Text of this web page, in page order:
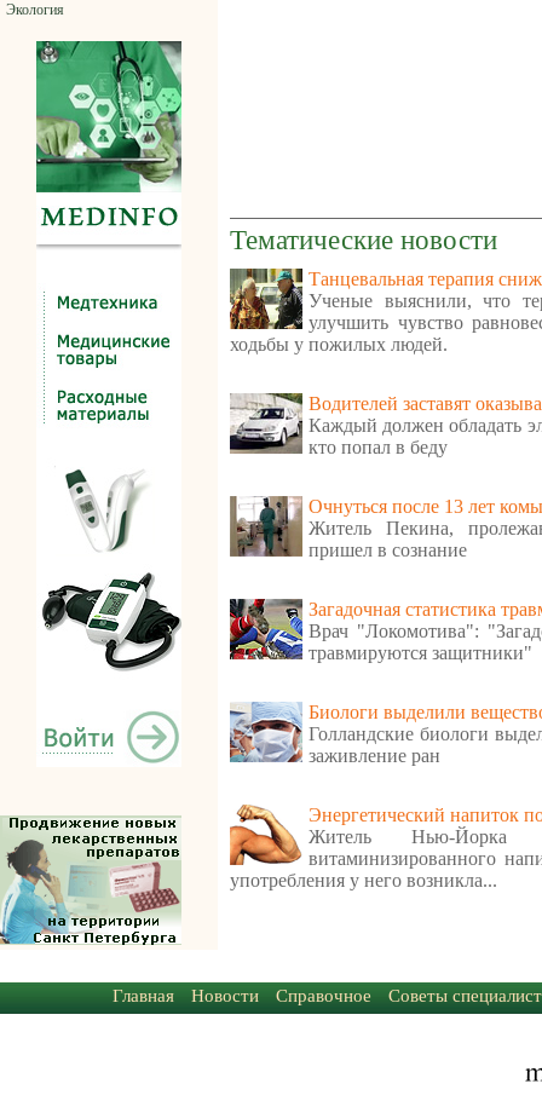
Экология
Тематические новости
Танцевальная терапия
Ученые выяснили, что
улучшить чувство
ходьбы у пожилых людей.
Водителей заставят
Каждый должен обладать
кто попал в беду
Очнуться после 13 лет комы
Житель Пекина,
пришел в сознание
Загадочная статистика
Врач "Локомотива":
травмируются защитники"
Биологи выделили
Голландские биологи
заживление ран
Энергетический напиток
Житель Нью-Йорка
витаминизированного
употребления у него возникла...
Главная Новости Справочное Советы